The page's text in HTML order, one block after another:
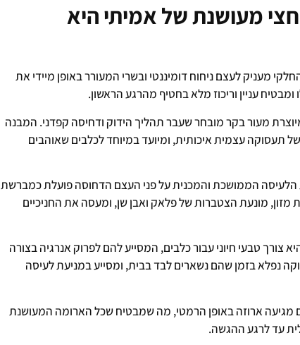
מעושנת של אמיתי היא
מעניק לעצם ניחוח דומיננטי ובשרי המעורר באופן מיידי את
עניין וריכוז מלא בחטיף מהרגע הראשון.
מעור בקר מובחר שעבר תהליך הידוק ודחיסה קפדני. המבנה
תעסוקה עצמית איכותית, ומיועד במיוחד לכלבים שאוהבים
הלעיסה הממושכת והמכנית על פני העצם הדחוסה פועלת כמברשת
מזון, מונעת הצטברות של פלאק ואבן שן, ומעסה את החניכיים
צורך טבעי חיוני עבור כלבים, המסייע להם לפרוק אנרגיה בצורה
נפלא בזמן שהם נשארים לבד בבית, ומסייע במניעת לעיסה
מגיעה ארוזה באופן הרמטי, מה שמבטיח שכל הארומה המעושנת
עד לרגע ההגשה.